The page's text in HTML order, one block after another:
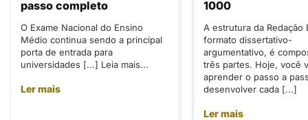
passo completo
O Exame Nacional do Ensino
Médio continua sendo a principal
porta de entrada para
universidades [...] Leia mais...
Ler mais
1000
A estrutura da Redação
formato dissertativo-
argumentativo, é
três partes. Hoje, você
aprender o passo a
desenvolver cada [...]
Ler mais